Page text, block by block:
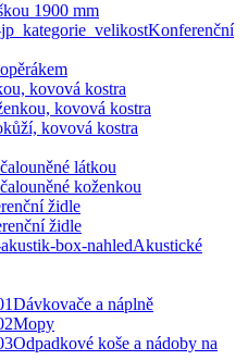
1900 mm
Konferenční
kovová kostra
kovová kostra
kovová kostra
látkou
koženkou
židle
židle
Akustické
Dávkovače a náplně
Mopy
Odpadkové koše a nádoby na